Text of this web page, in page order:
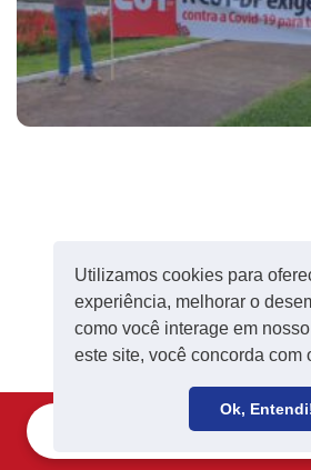
Utilizamos cookies para
experiência, melhorar o
como você interage em
este site, você concorda com
Ok,